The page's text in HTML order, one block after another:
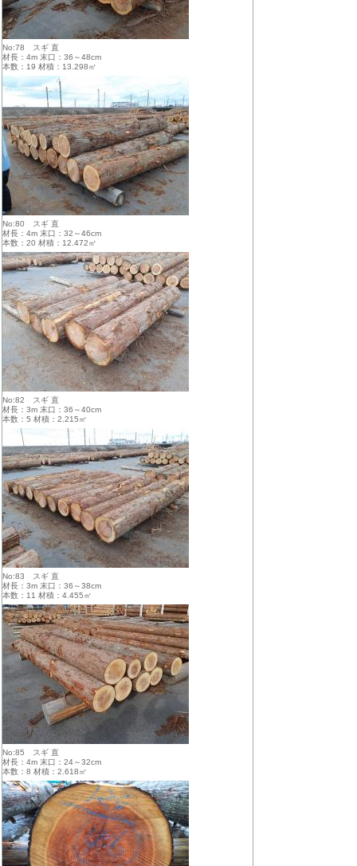
No:78 スギ 直
材長：4m 末口：36～48cm
本数：19 材積：13.298㎥
No:80 スギ 直
材長：4m 末口：32～46cm
本数：20 材積：12.472㎥
No:82 スギ 直
材長：3m 末口：36～40cm
本数：5 材積：2.215㎥
No:83 スギ 直
材長：3m 末口：36～38cm
本数：11 材積：4.455㎥
No:85 スギ 直
材長：4m 末口：24～32cm
本数：8 材積：2.618㎥